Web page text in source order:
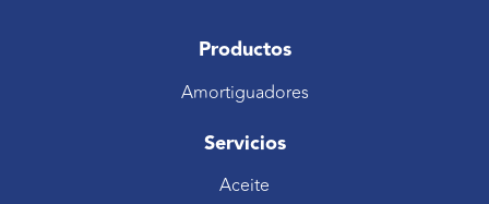
Productos
Amortiguadores
Servicios
Aceite